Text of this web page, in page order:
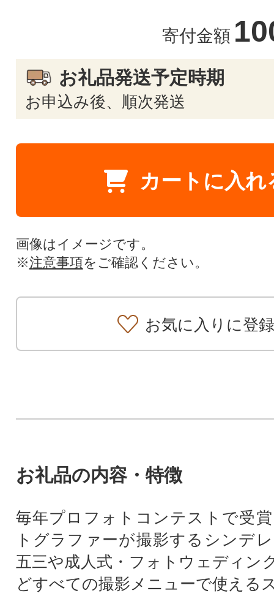
寄付金額
お礼品発送予定時期
お申込み後、順次発送
カートに入れ
画像はイメージです。
※注意事項をご確認ください。
お気に入りに登録
お礼品の内容・特徴
毎年プロフォトコンテストで受
トグラファーが撮影するシンデ
五三や成人式・フォトウェディン
どすべての撮影メニューで使える